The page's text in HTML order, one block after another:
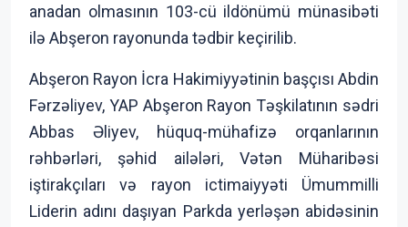
anadan olmasının 103-cü ildönümü münasibəti
ilə Abşeron rayonunda tədbir keçirilib.
Abşeron Rayon İcra Hakimiyyətinin başçısı Abdin
Fərzəliyev, YAP Abşeron Rayon Təşkilatının sədri
Abbas Əliyev, hüquq-mühafizə orqanlarının
rəhbərləri, şəhid ailələri, Vətən Müharibəsi
iştirakçıları və rayon ictimaiyyəti Ümummilli
Liderin adını daşıyan Parkda yerləşən abidəsinin